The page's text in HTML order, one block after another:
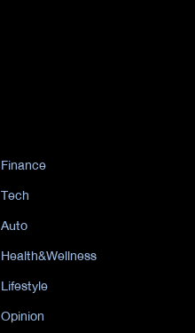
Finance
Tech
Auto
Health&Wellness
Lifestyle
Opinion